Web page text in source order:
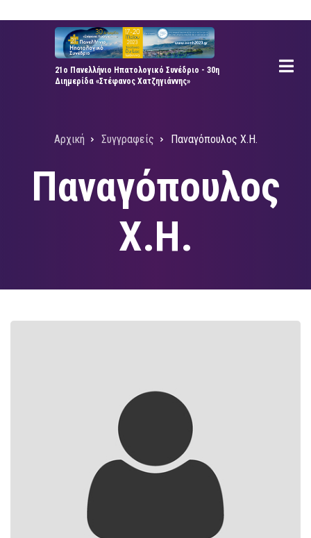
21ο Πανελλήνιο Ηπατολογικό Συνέδριο - 30η
Διημερίδα «Στέφανος Χατζηγιάννης»
Αρχική Συγγραφείς Παναγόπουλος Χ.Η.
Παναγόπουλος
Χ.Η.